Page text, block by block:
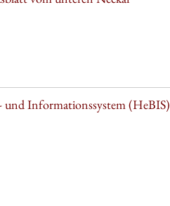
und Informationssystem (HeBIS)